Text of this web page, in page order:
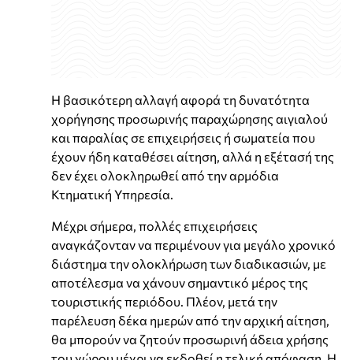
Η βασικότερη αλλαγή αφορά τη δυνατότητα
χορήγησης προσωρινής παραχώρησης αιγιαλού
και παραλίας σε επιχειρήσεις ή σωματεία που
έχουν ήδη καταθέσει αίτηση, αλλά η εξέτασή της
δεν έχει ολοκληρωθεί από την αρμόδια
Κτηματική Υπηρεσία.
Μέχρι σήμερα, πολλές επιχειρήσεις
αναγκάζονταν να περιμένουν για μεγάλο χρονικό
διάστημα την ολοκλήρωση των διαδικασιών, με
αποτέλεσμα να χάνουν σημαντικό μέρος της
τουριστικής περιόδου. Πλέον, μετά την
παρέλευση δέκα ημερών από την αρχική αίτηση,
θα μπορούν να ζητούν προσωρινή άδεια χρήσης